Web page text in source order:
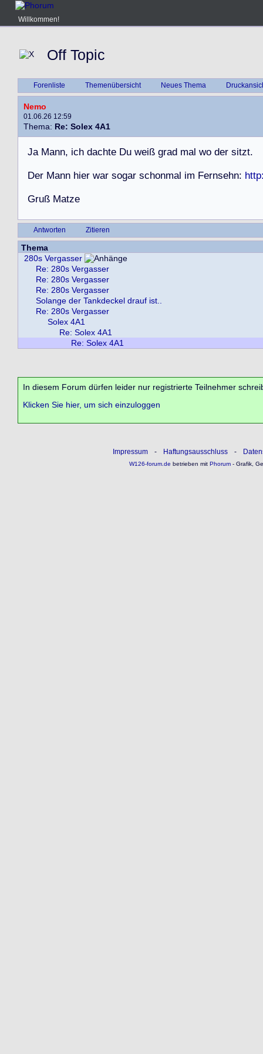
Willkommen!
Off Topic
Forenliste Themenübersicht Neues Thema
Nemo
01.06.26 12:59
Thema: Re: Solex 4A1
Ja Mann, ich dachte Du weiß grad mal wo der sitzt.
Der Mann hier war sogar schonmal im Fernsehn:
Gruß Matze
Antworten Zitieren
Thema
280s Vergasser
Re: 280s Vergasser
Re: 280s Vergasser
Re: 280s Vergasser
Solange der Tankdeckel drauf ist..
Re: 280s Vergasser
Solex 4A1
Re: Solex 4A1
Re: Solex 4A1
In diesem Forum dürfen leider nur registrierte Teilnehmer
Klicken Sie hier, um sich einzuloggen
Impressum - Haftungsausschluss -
W126-forum.de betrieben mitPhorum- Grafik,